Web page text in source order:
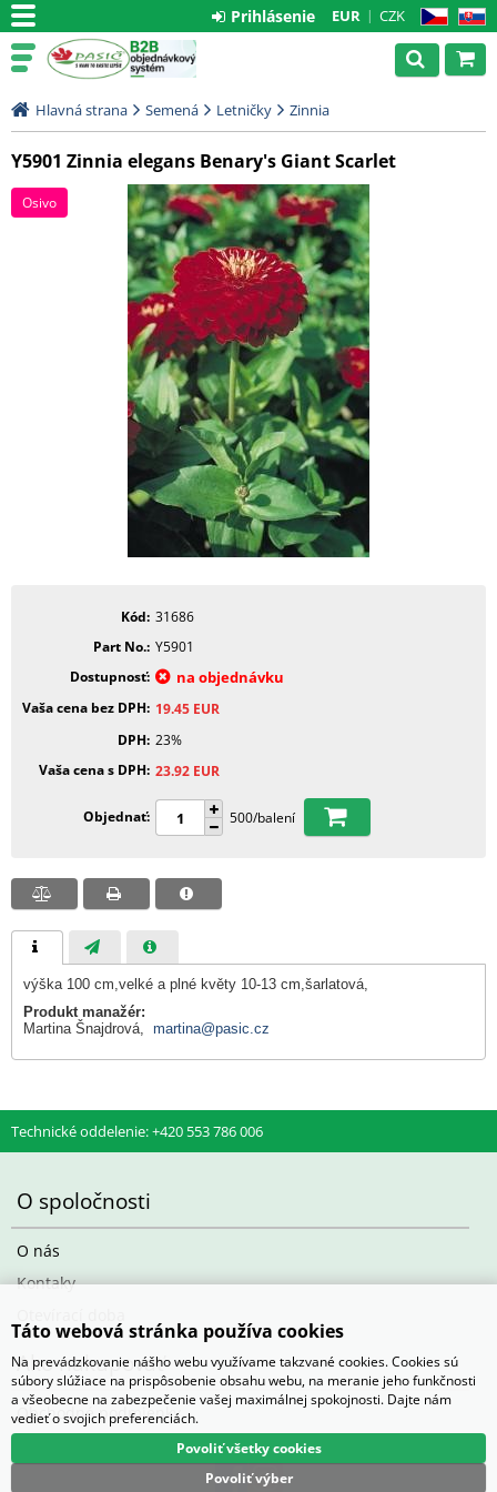
CZ SK
EUR CZK
Prihlásenie
Hlavná strana Semená Letničky Zinnia
Y5901 Zinnia elegans Benary's Giant Scarlet
Osivo
Kód 31686
Part No. Y5901
Dostupnosť
na objednávku
Vaša cena bez DPH 19.45 EUR
DPH 23%
Vaša cena s DPH 23.92 EUR
Objednať 500/balení
výška 100 cm,velké a plné květy 10-13 cm,šarlatová,
Produkt manažér:
Martina Šnajdrová, martina@pasic.cz
Technické oddelenie: +420 553 786 006
O spoločnosti
O nás
Kontaky
Ako nakupovať
Obchodné podmienky
Táto webová stránka používa cookies
Na prevádzkovanie nášho webu využívame takzvané cookies. Cookies sú
súbory slúžiace na prispôsobenie obsahu webu, na meranie jeho funkčnosti
a všeobecne na zabezpečenie vašej maximálnej spokojnosti. Dajte nám
vedieť o svojich preferenciách.
Povoliť výber
Povoliť všetky cookies